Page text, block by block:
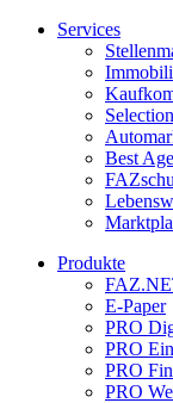
Services
Selection
Best
Produkte
E-Paper
PRO
PRO
PRO
PRO